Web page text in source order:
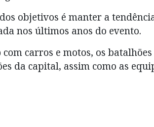
objetivos é manter a
nos últimos anos do evento.
carros e motos, os
da capital, assim como as